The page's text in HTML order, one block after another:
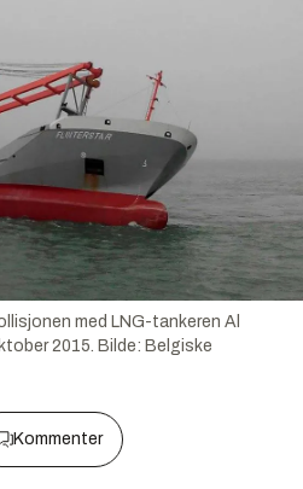
med LNG-tankeren Al
2015. Bilde: Belgiske
Kommenter